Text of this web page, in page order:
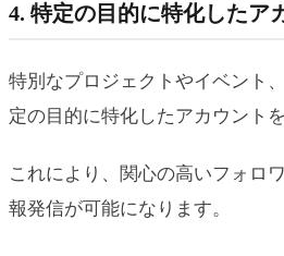
4. 特定の目的に特化したア
特別なプロジェクトやイベント
定の目的に特化したアカウント
これにより、関心の高いフォロ
報発信が可能になります。